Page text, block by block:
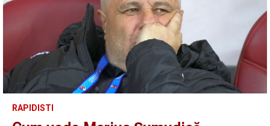
RAPIDISTI